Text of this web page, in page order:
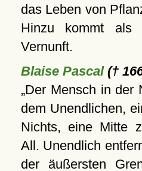
das Leben von
Hinzu kommt als
Vernunft.
Blaise Pascal(†
Der Mensch in der
dem Unendlichen,
Nichts, eine Mitte
All. Unendlich
der äußersten